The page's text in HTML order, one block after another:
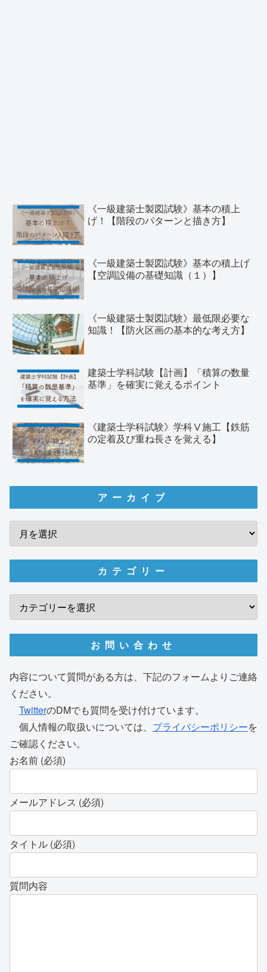
《一級建築士製図試験》基本の積上
げ！【階段のパターンと描き方】
《一級建築士製図試験》基本の積上げ
【空調設備の基礎知識（１）】
《一級建築士製図試験》最低限必要な
知識！【防火区画の基本的な考え方】
建築士学科試験【計画】「積算の数量
基準」を確実に覚えるポイント
《建築士学科試験》学科Ⅴ施工【鉄筋
の定着及び重ね長さを覚える】
アーカイブ
カテゴリー
お問い合わせ
内容について質問がある方は、下記のフォームよりご連絡
ください。
TwitterのDMでも質問を受け付けています。
個人情報の取扱いについては、 プライバシーポリシーを
ご確認ください。
お名前 (必須)
メールアドレス (必須)
タイトル (必須)
質問内容